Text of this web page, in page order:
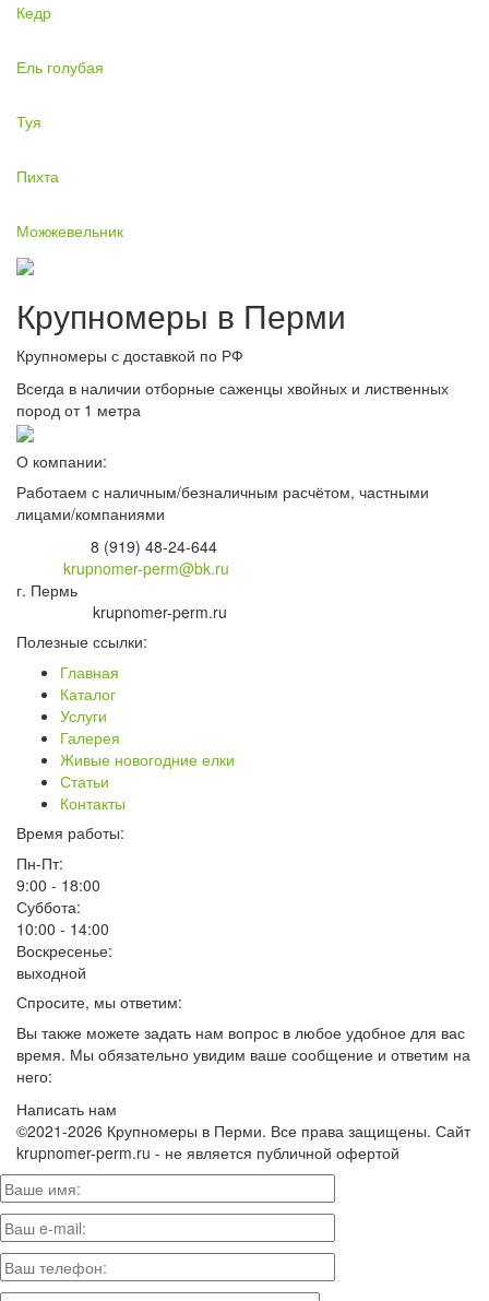
Кедр
Ель голубая
Туя
Пихта
Можжевельник
Крупномеры в Перми
Крупномеры с доставкой по РФ
Всегда в наличии отборные саженцы хвойных и лиственных
пород от 1 метра
О компании:
Работаем с наличным/безналичным расчётом, частными
лицами/компаниями
8 (919) 48-24-644
krupnomer-perm@bk.ru
г. Пермь
krupnomer-perm.ru
Полезные ссылки:
Главная
Каталог
Услуги
Галерея
Живые новогодние елки
Статьи
Контакты
Время работы:
Пн-Пт:
9:00 - 18:00
Суббота:
10:00 - 14:00
Воскресенье:
выходной
Спросите, мы ответим:
Вы также можете задать нам вопрос в любое удобное для вас
время. Мы обязательно увидим ваше сообщение и ответим на
него:
Написать нам
©2021-2026 Крупномеры в Перми. Все права защищены. Сайт
krupnomer-perm.ru - не является публичной офертой